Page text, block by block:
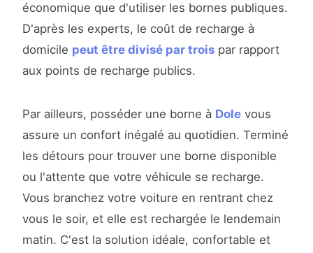
économique que d'utiliser les bornes publiques.
D'après les experts, le coût de recharge à
domicile peut être divisé par trois par rapport
aux points de recharge publics.
Par ailleurs, posséder une borne à Dole vous
assure un confort inégalé au quotidien. Terminé
les détours pour trouver une borne disponible
ou l'attente que votre véhicule se recharge.
Vous branchez votre voiture en rentrant chez
vous le soir, et elle est rechargée le lendemain
matin. C'est la solution idéale, confortable et